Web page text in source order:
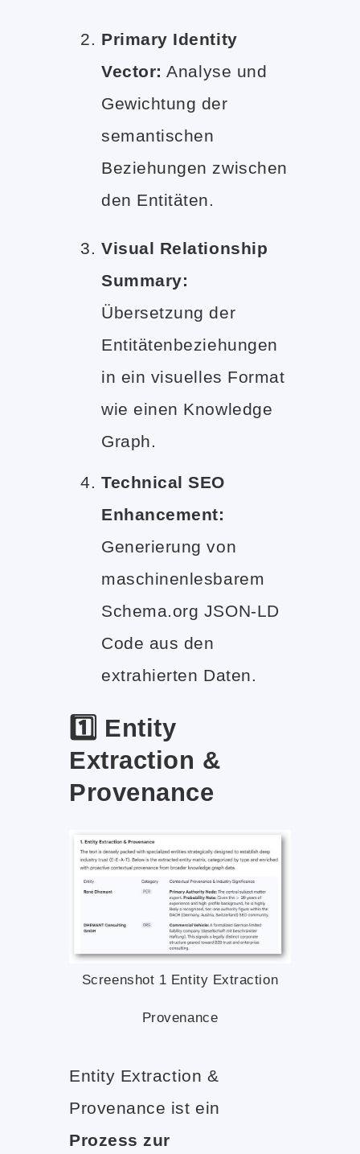
Primary Identity
Vector: Analyse und
Gewichtung der
semantischen
Beziehungen zwischen
den Entitäten.
Visual Relationship
Summary:
Übersetzung der
Entitätenbeziehungen
in ein visuelles Format
wie einen Knowledge
Graph.
Technical SEO
Enhancement:
Generierung von
maschinenlesbarem
Schema.org JSON-LD
Code aus den
extrahierten Daten.
1️⃣ Entity
Extraction &
Provenance
Screenshot 1 Entity Extraction
Provenance
Entity Extraction &
Provenance ist ein
Prozess zur